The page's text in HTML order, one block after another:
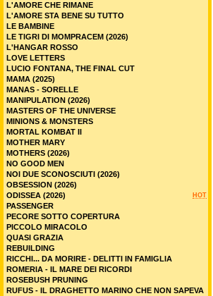
L'AMORE CHE RIMANE
L'AMORE STA BENE SU TUTTO
LE BAMBINE
LE TIGRI DI MOMPRACEM (2026)
L'HANGAR ROSSO
LOVE LETTERS
LUCIO FONTANA, THE FINAL CUT
MAMA (2025)
MANAS - SORELLE
MANIPULATION (2026)
MASTERS OF THE UNIVERSE
MINIONS & MONSTERS
MORTAL KOMBAT II
MOTHER MARY
MOTHERS (2026)
NO GOOD MEN
NOI DUE SCONOSCIUTI (2026)
OBSESSION (2026)
HOT
ODISSEA (2026)
PASSENGER
PECORE SOTTO COPERTURA
PICCOLO MIRACOLO
QUASI GRAZIA
REBUILDING
RICCHI... DA MORIRE - DELITTI IN FAMIGLIA
ROMERIA - IL MARE DEI RICORDI
ROSEBUSH PRUNING
RUFUS - IL DRAGHETTO MARINO CHE NON SAPEVA